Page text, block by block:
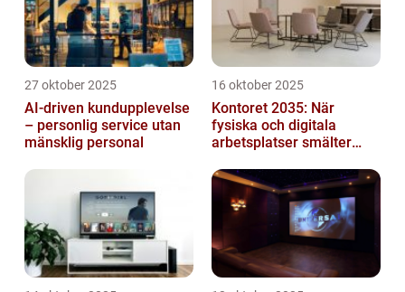
27 oktober 2025
AI-driven kundupplevelse
– personlig service utan
mänsklig personal
16 oktober 2025
Kontoret 2035: När
fysiska och digitala
arbetsplatser smälter